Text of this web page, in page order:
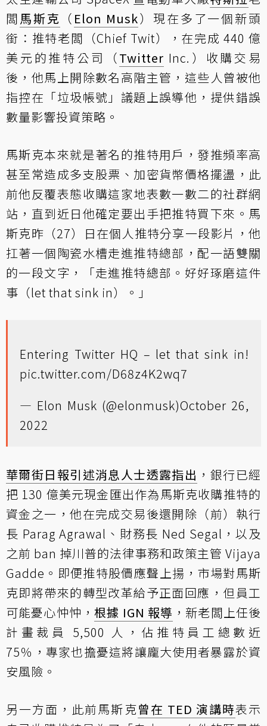
闆馬斯克 （ Elon Musk）現在多了一個新頭
銜：推特老闆（Chief Twit），在完成 440 億
美元的推特公司（Twitter Inc.）收購交易
後，他馬上開除數名高階主管，這些人曾被他
指控在「垃圾帳號」議題上誤導他，提供錯誤
數量影響投資策略。
馬斯克本來就是著名的推特用戶，發推頻率高
甚至常造成多支股票、加密貨幣價格擺盪，此
前他反覆表態收購這家地表數一數二的社群網
站，直到近日他確定要出手把推特買下來。馬
斯克昨（27）日在個人推特分享一段影片，他
扛著一個陶瓷水槽走進推特總部，配一語雙關
的一段文字，「走進推特總部。好好琢磨這件
事（let that sink in）。」
Entering Twitter HQ – let that sink in!
pic.twitter.com/D68z4K2wq7
— Elon Musk (@elonmusk)October 26,
2022
華爾街日報引述消息人士透露指出 ，銀行已經
把 130 億美元現金匯出作為馬斯克收購推特的
資金之一，他在完成交易後還開除（前）執行
長 Parag Agrawal、財務長 Ned Segal，以及
之前 ban 掉川普的法律事務和政策主管 Vijaya
Gadde。即便推特股價應聲上揚，市場對馬斯
克即將帶來的轉型改革給予正面回應，但員工
可能憂心忡忡，根據 IGN 報導 ，新老闆上任後
計畫裁員 5,500 人，佔推特員工總數近
75％，專家也擔憂這將讓龐大使用者暴露於資
安風險。
另一方面，此前馬斯克曾在 TED 演講時表示